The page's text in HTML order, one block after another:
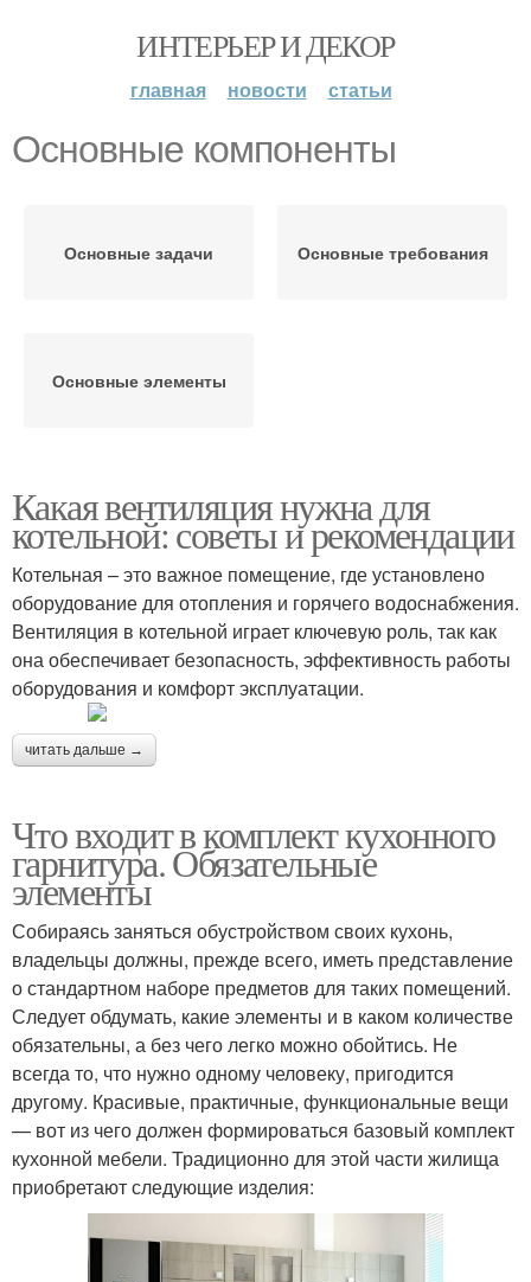
ИНТЕРЬЕР И ДЕКОР
главная новости статьи
Основные компоненты
Основные задачи Основные требования
Основные элементы
Какая вентиляция нужна для
котельной: советы и рекомендации
Котельная – это важное помещение, где установлено
оборудование для отопления и горячего водоснабжения.
Вентиляция в котельной играет ключевую роль, так как
она обеспечивает безопасность, эффективность работы
оборудования и комфорт эксплуатации.
читать дальше →
Что входит в комплект кухонного
гарнитура. Обязательные
элементы
Собираясь заняться обустройством своих кухонь,
владельцы должны, прежде всего, иметь представление
о стандартном наборе предметов для таких помещений.
Следует обдумать, какие элементы и в каком количестве
обязательны, а без чего легко можно обойтись. Не
всегда то, что нужно одному человеку, пригодится
другому. Красивые, практичные, функциональные вещи
— вот из чего должен формироваться базовый комплект
кухонной мебели. Традиционно для этой части жилища
приобретают следующие изделия: